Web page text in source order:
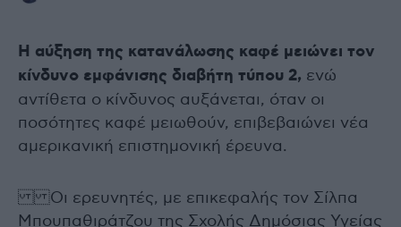
Η αύξηση της κατανάλωσης καφέ μειώνει τον
κίνδυνο εμφάνισης διαβήτη τύπου 2, ενώ
αντίθετα ο κίνδυνος αυξάνεται, όταν οι
ποσότητες καφέ μειωθούν, επιβεβαιώνει νέα
αμερικανική επιστημονική έρευνα.
Οι ερευνητές, με επικεφαλής τον Σίλπα
Μπουπαθιράτζου της Σχολής Δημόσιας Υγείας